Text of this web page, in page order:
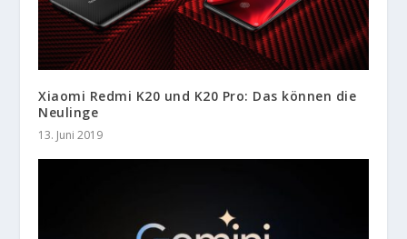
Xiaomi Redmi K20 und K20 Pro: Das können die
Neulinge
13. Juni 2019